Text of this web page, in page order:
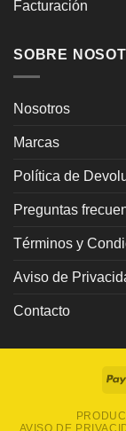
Facturación
SOBRE
Nosotros
Marcas
Política de
Preguntas
Términos y
Aviso de
Contacto
AVISO DE